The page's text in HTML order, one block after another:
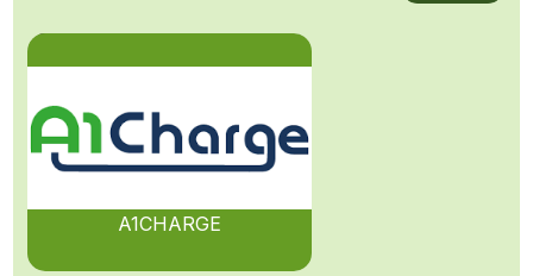
A1CHARGE